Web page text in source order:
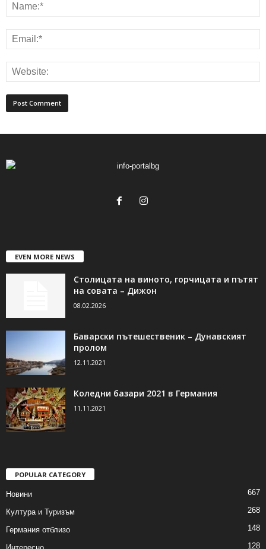
EVEN MORE NEWS
Столицата на виното, горчицата и пътят
на совата – Дижон
08.02.2026
Баварски пътешественик – Дунавският
пролом
12.11.2021
Коледни базари 2021 в Германия
11.11.2021
POPULAR CATEGORY
Новини 667
Култура и Туризъм 268
Германия отблизо 148
128